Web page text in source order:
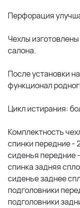
Перфорация
Чехлы
салона.
После установки
функционал
Цикл истирания:
Комплектность
спинки передние -
сиденья передние
спинка задняя
сиденье заднее
подголовники
подголовники